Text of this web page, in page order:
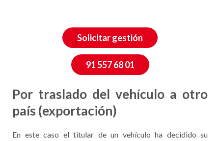
Solicitar gestión
91 557 68 01
Por traslado del vehículo a otro
país (exportación)
En este caso el titular de un vehículo ha decidido su